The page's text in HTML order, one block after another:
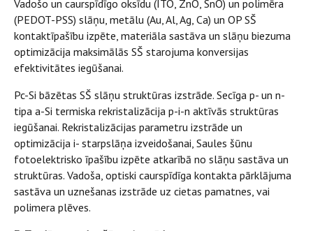
Vadošo un caurspīdīgo oksīdu (ITO, ZnO, SnO) un polimēra
(PEDOT-PSS) slāņu, metālu (Au, Al, Ag, Ca) un OP SŠ
kontaktīpašību izpēte, materiāla sastāva un slāņu biezuma
optimizācija maksimālās SŠ starojuma konversijas
efektivitātes iegūšanai.
Pc-Si bāzētas SŠ slāņu struktūras izstrāde. Secīga p- un n-
tipa a-Si termiska rekristalizācija p-i-n aktīvās struktūras
iegūšanai. Rekristalizācijas parametru izstrāde un
optimizācija i- starpslāņa izveidošanai, Saules šūnu
fotoelektrisko īpašību izpēte atkarībā no slāņu sastāva un
struktūras. Vadoša, optiski caurspīdīga kontakta pārklājuma
sastāva un uznešanas izstrāde uz cietas pamatnes, vai
polimera plēves.